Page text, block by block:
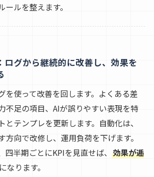
ールを整えます。
ログから継続的に改善し、効果を
を使って改善を回します。よくある差
不足の項目、AIが誤りやすい表現を特
とテンプレを更新します。自動化は、
方向で改修し、運用負荷を下げます。
四半期ごとにKPIを見直せば、 効果が逓
なります。